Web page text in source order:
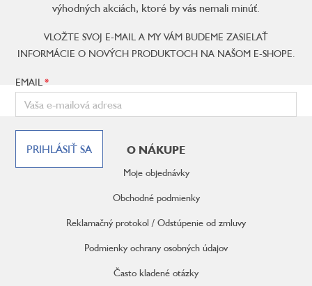
výhodných akciách, ktoré by vás nemali minúť.
VLOŽTE SVOJ E-MAIL A MY VÁM BUDEME ZASIELAŤ
INFORMÁCIE O NOVÝCH PRODUKTOCH NA NAŠOM E-SHOPE.
EMAIL
PRIHLÁSIŤ SA O NÁKUPE
Moje objednávky
Obchodné podmienky
Reklamačný protokol / Odstúpenie od zmluvy
Podmienky ochrany osobných údajov
Často kladené otázky